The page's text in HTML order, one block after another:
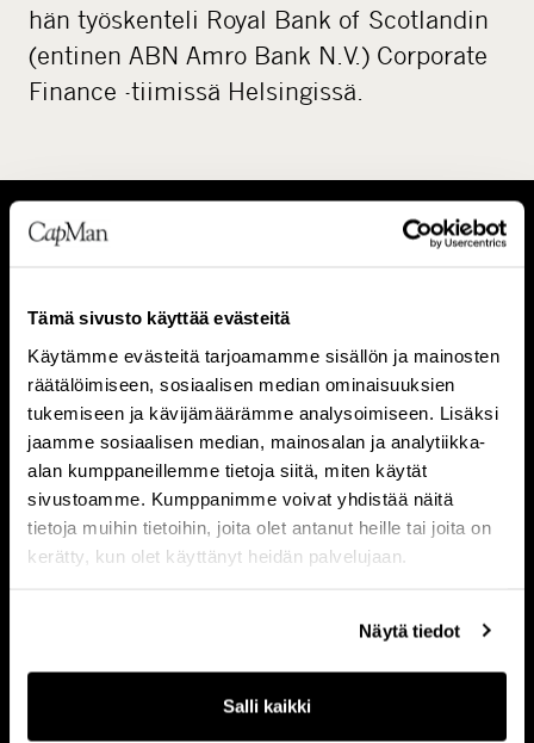
Tämä sivusto käyttää evästeitä
Käytämme evästeitä tarjoamamme sisällön ja mainosten
räätälöimiseen, sosiaalisen median ominaisuuksien
tukemiseen ja kävijämäärämme analysoimiseen. Lisäksi
jaamme sosiaalisen median, mainosalan ja analytiikka-
alan kumppaneillemme tietoja siitä, miten käytät
sivustoamme. Kumppanimme voivat yhdistää näitä
tietoja muihin tietoihin, joita olet antanut heille tai joita on
kerätty, kun olet käyttänyt heidän palvelujaan.
Näytä tiedot
Salli kaikki
hän työskenteli Royal Bank of Scotlandin
(entinen ABN Amro Bank N.V.) Corporate
Finance -tiimissä Helsingissä.
e
t
o
a
m
e
i
s
Tietoa meistä
m
i
s
e
Ihmiset
V
i
s
i
Visio & strategia
L
i
i
k
i
Liiketoimintamalli
a